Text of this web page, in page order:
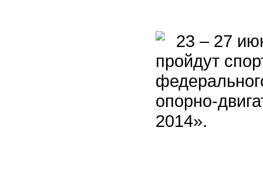
23 – 27
пройдут
опорно-
2014».